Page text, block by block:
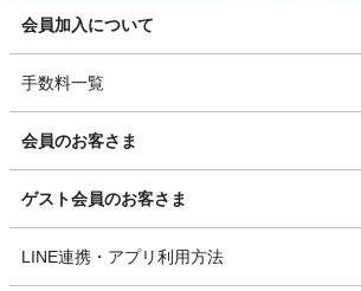
会員加入について
手数料一覧
会員のお客さま
ゲスト会員のお客さま
LINE連携・アプリ利用方法